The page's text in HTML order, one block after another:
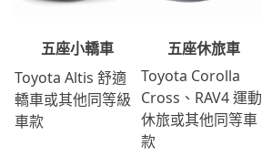
五座小轎車
Toyota Altis 舒適
轎車或其他同等級
車款
五座休旅車
Toyota Corolla
Cross、RAV4 運動
休旅或其他同等車
款